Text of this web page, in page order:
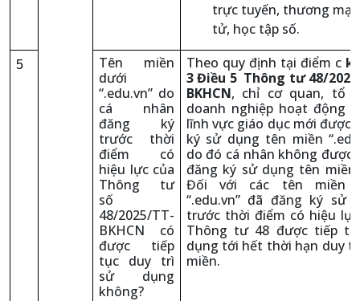
trực tuyến, thương mại
tử, học tập số.
5
Tên miền
dưới
“.edu.vn” do
cá nhân
đăng ký
trước thời
điểm có
hiệu lực của
Thông tư
số
48/2025/TT-
BKHCN có
được tiếp
tục duy trì
sử dụng
không?
Theo quy định tại điểm c
3 Điều 5 Thông tư 48/
BKHCN, chỉ cơ quan, tổ
doanh nghiệp hoạt động
lĩnh vực giáo dục mới được
ký sử dụng tên miền
do đó cá nhân không được
đăng ký sử dụng tên miền
Đối với các tên miền
“.edu.vn” đã đăng ký sử
trước thời điểm có hiệu
Thông tư 48 được tiếp
dụng tới hết thời hạn duy
miền.